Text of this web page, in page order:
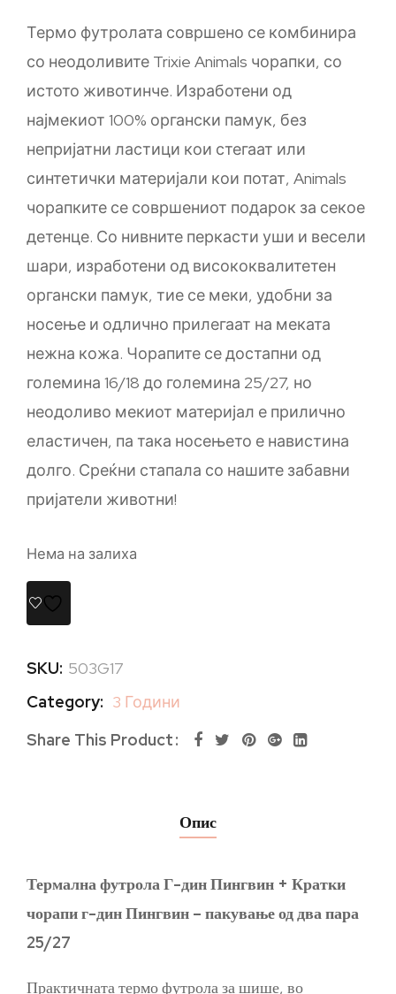
Термо футролата совршено се комбинира
со неодоливите Trixie Animals чорапки, со
истото животинче. Изработени од
најмекиот 100% органски памук, без
непријатни ластици кои стегаат или
синтетички материјали кои потат, Animals
чорапките се совршениот подарок за секое
детенце. Со нивните перкасти уши и весели
шари, изработени од висококвалитетен
органски памук, тие се меки, удобни за
носење и одлично прилегаат на меката
нежна кожа. Чорапите се достапни од
големина 16/18 до големина 25/27, но
неодоливо мекиот материјал е прилично
еластичен, па така носењето е навистина
долго. Среќни стапала со нашите забавни
пријатели животни!
Нема на залиха
SKU: 503G17
Category: 3 Години
Share This Product
Опис
Термална футрола Г-дин Пингвин + Кратки
чорапи г-дин Пингвин – пакување од два пара
25/27
Практичната термо футрола за шише, во